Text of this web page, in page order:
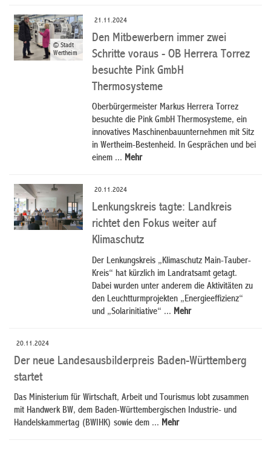
© Stadt
Wertheim
21.11.2024
Den Mitbewerbern immer zwei
Schritte voraus - OB Herrera Torrez
besuchte Pink GmbH
Thermosysteme
Oberbürgermeister Markus Herrera Torrez
besuchte die Pink GmbH Thermosysteme, ein
innovatives Maschinenbauunternehmen mit Sitz
in Wertheim-Bestenheid. In Gesprächen und bei
einem ... Mehr
20.11.2024
Lenkungskreis tagte: Landkreis
richtet den Fokus weiter auf
Klimaschutz
Der Lenkungskreis „Klimaschutz Main-Tauber-
Kreis“ hat kürzlich im Landratsamt getagt.
Dabei wurden unter anderem die Aktivitäten zu
den Leuchtturmprojekten „Energieeffizienz“
und „Solarinitiative“ ... Mehr
20.11.2024
Der neue Landesausbilderpreis Baden-Württemberg
startet
Das Ministerium für Wirtschaft, Arbeit und Tourismus lobt zusammen
mit Handwerk BW, dem Baden-Württembergischen Industrie- und
Handelskammertag (BWIHK) sowie dem ... Mehr